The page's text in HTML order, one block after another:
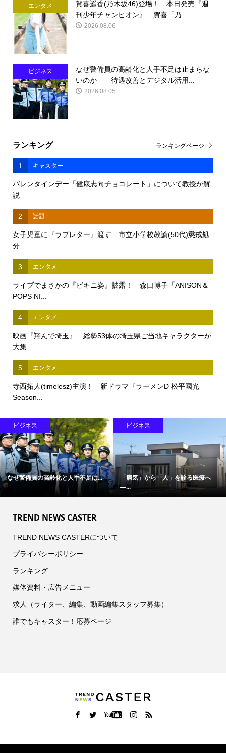
エンタメ
賀喜遥香(乃木坂46)登場！ 本日発売『週
刊少年チャンピオン』 賀喜「乃...
2026.08.06
ビジネス
なぜ警備員の高齢化と人手不足は止まらな
いのか――待遇改善とデジタル活用...
2026.08.05
ランキング
1 キャスター
バレンタインデー「健康志向チョコレート」について教授が解
説
2 話題
女子児童に『ラブレター』渡す 市立小学校教諭(50代)懲戒処
分 ...
3 エンタメ
ライブでまさかの『ビキニ姿』披露！ 森口博子「ANISON＆
POPS NI...
4 エンタメ
映画『翔んで埼玉』 総勢53体の埼玉県ご当地キャラクターが
大集...
5 エンタメ
寺西拓人(timelesz)主演！ 新ドラマ『ラーメンD 松平國光
Season...
ランキングページ
ビジネス
なぜ警備員の高齢化と人手不足は...
ビジネス
「病気」から「人」を診る医療へ
―...
TREND NEWS CASTER
TREND NEWS CASTERについて
プライバシーポリシー
ランキング
媒体資料・広告メニュー
求人（ライター、編集、動画編集スタッフ募集）
誰でもキャスター！応募ページ